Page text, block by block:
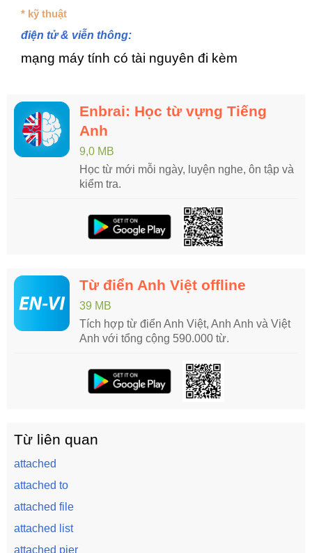
* kỹ thuật
điện tử & viễn thông:
mạng máy tính có tài nguyên đi kèm
Enbrai: Học từ vựng Tiếng
Anh
9,0 MB
Học từ mới mỗi ngày, luyện nghe, ôn tập và
kiểm tra.
Từ điển Anh Việt offline
39 MB
Tích hợp từ điển Anh Việt, Anh Anh và Việt
Anh với tổng cộng 590.000 từ.
Từ liên quan
attached
attached to
attached file
attached list
attached pier